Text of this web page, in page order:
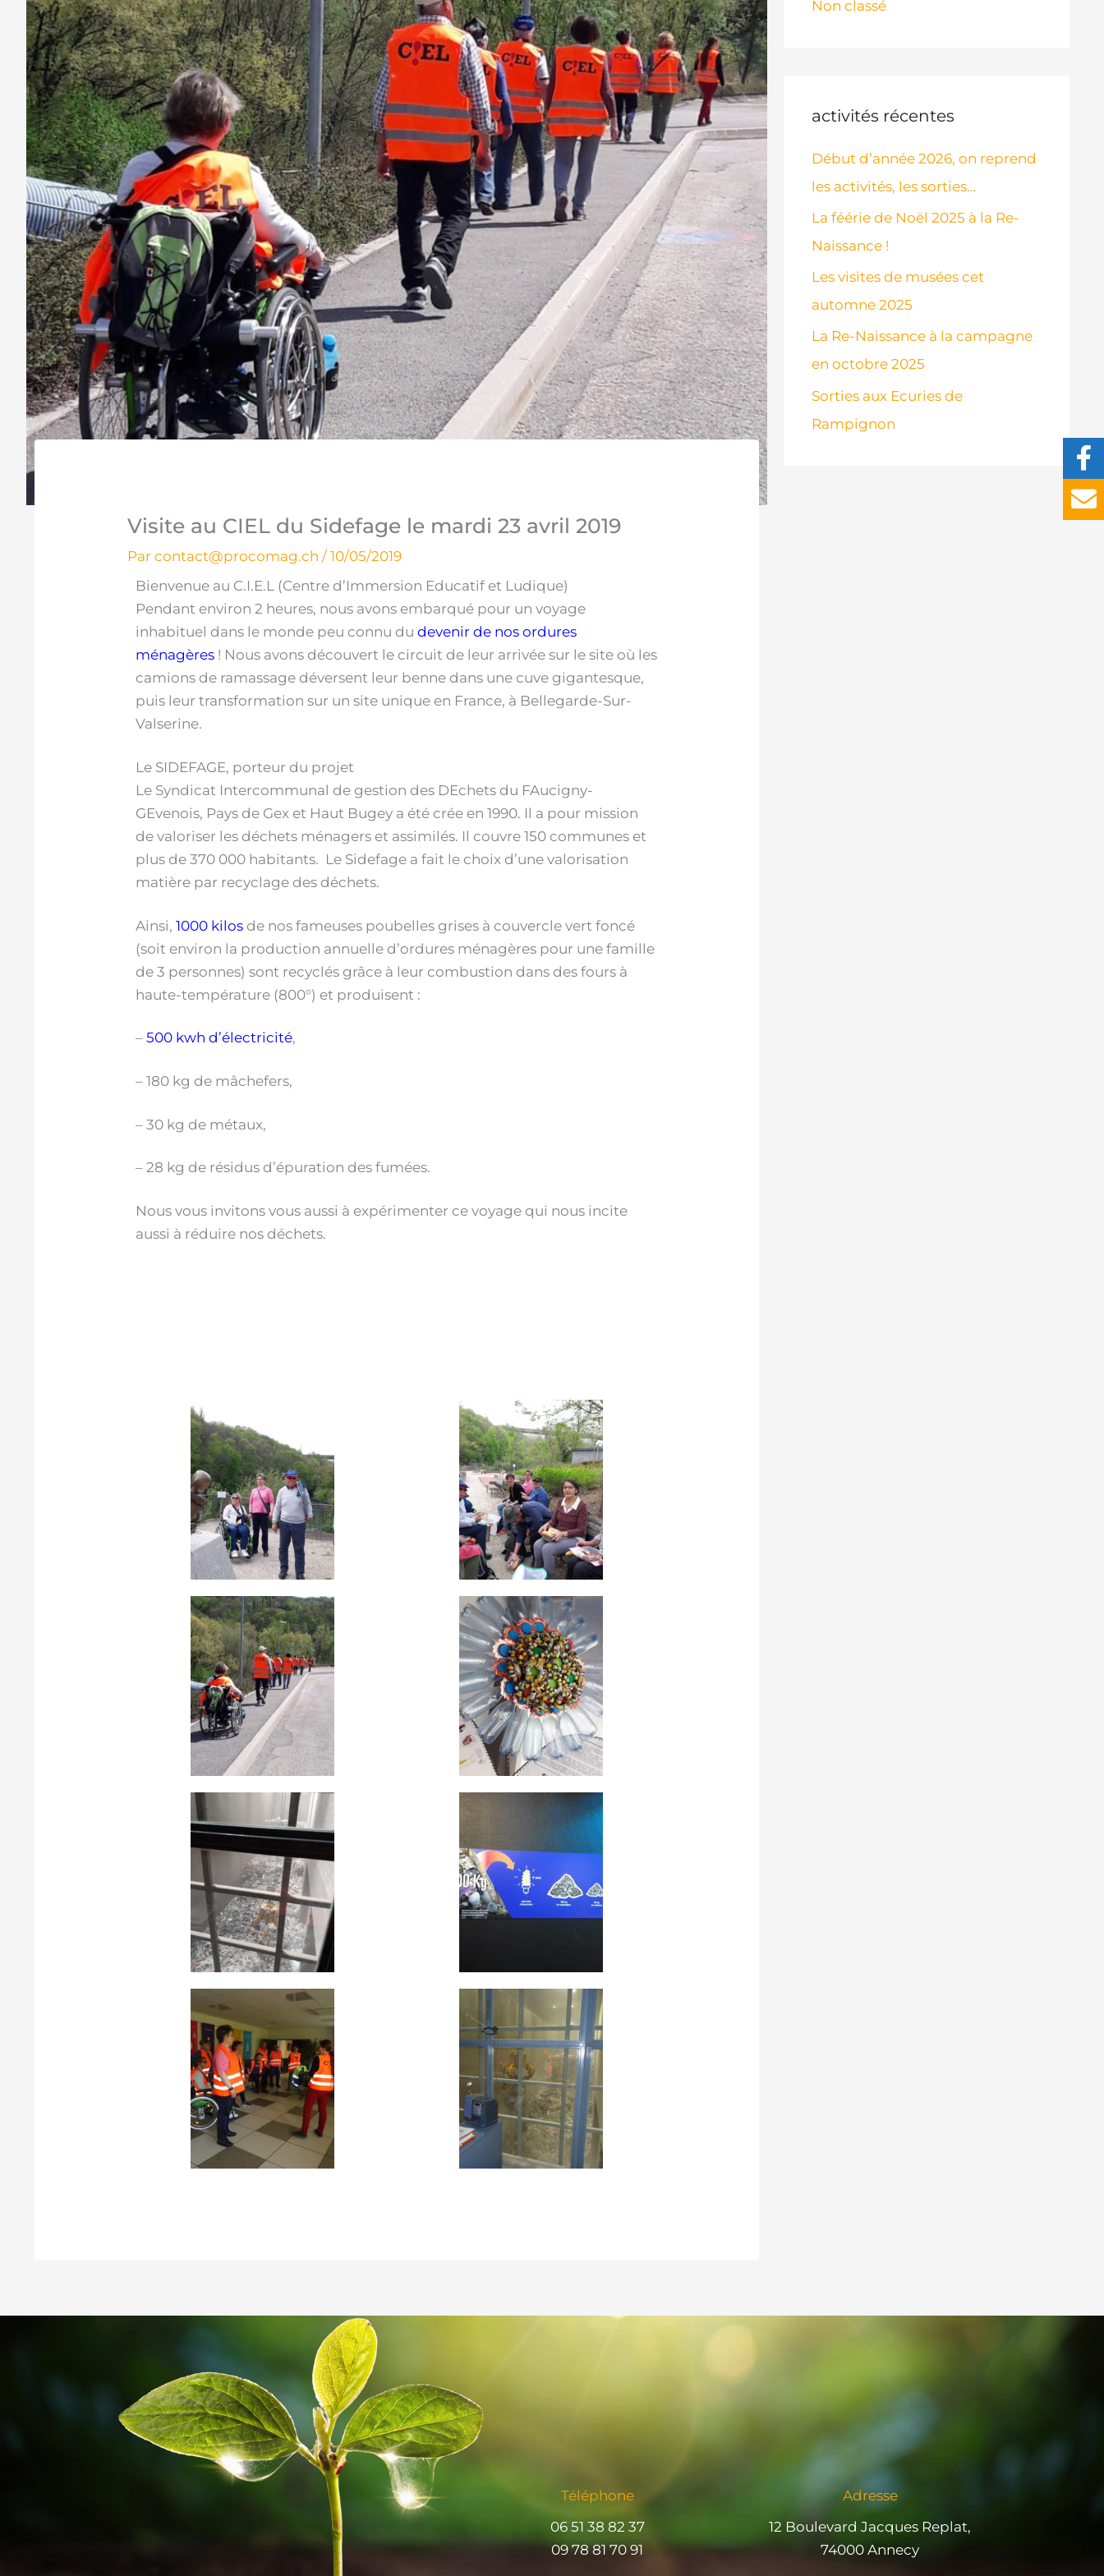
Visite au CIEL du Sidefage le mardi 23 avril 2019
Parcontact@procomag.ch/10/05/2019
Bienvenue au C.I.E.L (Centre d’Immersion Educatif et Ludique)
Pendant environ 2 heures, nous avons embarqué pour un voyage
inhabituel dans le monde peu connu dudevenir de nos ordures
ménagères ! Nous avons découvert le circuit de leur arrivée sur le site où les
camions de ramassage déversent leur benne dans une cuve gigantesque,
puis leur transformation sur un site unique en France, à Bellegarde-Sur-
Valserine.
Le SIDEFAGE, porteur du projet
Le Syndicat Intercommunal de gestion des DEchets du FAucigny-
GEvenois, Pays de Gex et Haut Bugey a été crée en 1990. Il a pour mission
de valoriser les déchets ménagers et assimilés. Il couvre 150 communes et
plus de 370 000 habitants. Le Sidefage a fait le choix d’une valorisation
matière par recyclage des déchets.
Ainsi,1000 kilos de nos fameuses poubelles grises à couvercle vert foncé
(soit environ la production annuelle d’ordures ménagères pour une famille
de 3 personnes) sont recyclés grâce à leur combustion dans des fours à
haute-température (800°) et produisent :
–500 kwh d’électricité,
– 180 kg de mâchefers,
– 30 kg de métaux,
– 28 kg de résidus d’épuration des fumées.
Nous vous invitons vous aussi à expérimenter ce voyage qui nous incite
aussi à réduire nos déchets.
Non classé
activités récentes
Début d’année 2026, on reprend
les activités, les sorties…
La féérie de Noël 2025 à la Re-
Naissance !
Les visites de musées cet
automne 2025
La Re-Naissance à la campagne
en octobre 2025
Sorties aux Ecuries de
Rampignon
Téléphone
06 51 38 82 37
09 78 81 70 91
Adresse
12 Boulevard Jacques Replat,
74000 Annecy